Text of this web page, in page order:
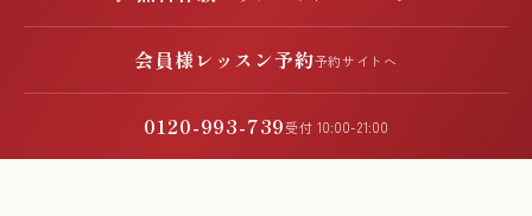
会員様レッスン予約予約サイトへ
0120-993-739受付 10:00-21:00